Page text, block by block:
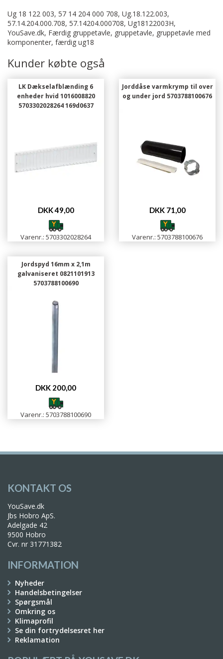
Ug 18 122 003, 57 14 204 000 708, Ug.18.122.003,
57.14.204.000.708, 57.14204.000708, Ug18122003H,
YouSave.dk, Færdig gruppetavle, gruppetavle, gruppetavle med
komponenter, færdig ug18
Kunder købte også
LK Dækselafblænding 6
enheder hvid 1016008820
5703302028264 169d0637
DKK 49,00
Varenr.: 5703302028264
Jorddåse varmkrymp til over
og under jord 5703788100676
DKK 71,00
Varenr.: 5703788100676
Jordspyd 16mm x 2,1m
galvaniseret 0821101913
5703788100690
DKK 200,00
Varenr.: 5703788100690
KONTAKT OS
YouSave.dk
Jbs Hobro ApS.
Adelgade 42
9500 Hobro
Cvr. nr 31771382
INFORMATION
Nyheder
Handelsbetingelser
Spørgsmål
Omkring os
Klimaprofil
Se din fortrydelsesret her
Reklamation